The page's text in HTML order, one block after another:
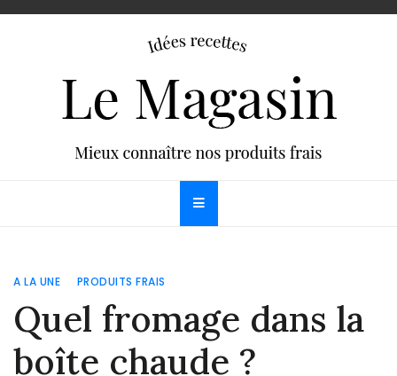
Skip
Le Magasinrecettes
A LA UNE PRODUITS FRAIS
Quel fromage dans la
boîte chaude ?